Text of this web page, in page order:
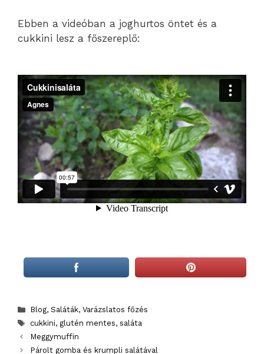
Ebben a videóban a joghurtos öntet és a
cukkini lesz a főszereplő:
Categories
Blog, Saláták, Varázslatos főzés
Tags
cukkini, glutén mentes, saláta
Meggymuffin
Párolt gomba és krumpli salátával